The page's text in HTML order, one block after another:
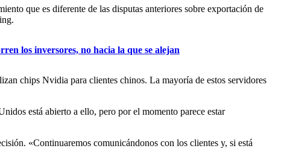
que es diferente de las disputas anteriores sobre exportación de
los inversores, no hacia la que se alejan
chips Nvidia para clientes chinos. La mayoría de estos servidores
está abierto a ello, pero por el momento parece estar
«Continuaremos comunicándonos con los clientes y, si está